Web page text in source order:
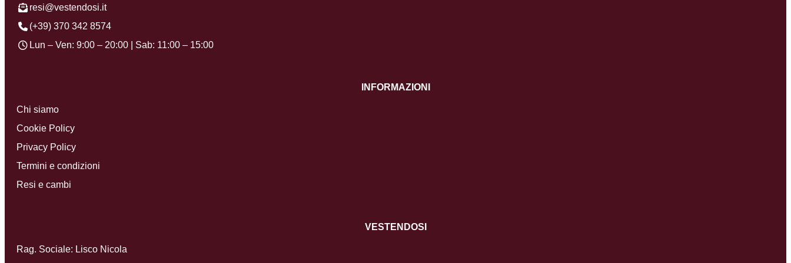
resi@vestendosi.it
(+39) 370 342 8574
Lun – Ven: 9:00 – 20:00 | Sab: 11:00 – 15:00
INFORMAZIONI
Chi siamo
Cookie Policy
Privacy Policy
Termini e condizioni
Resi e cambi
VESTENDOSI
Rag. Sociale: Lisco Nicola